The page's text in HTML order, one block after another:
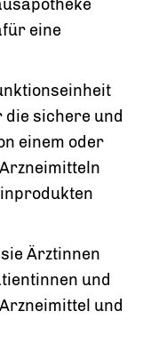
eine
die sichere und
einem oder
Ärztinnen
und
und